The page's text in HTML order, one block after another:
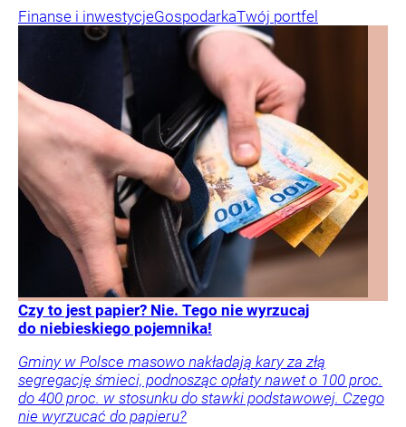
Finanse i inwestycjeGospodarkaTwój portfel
Czy to jest papier? Nie. Tego nie wyrzucaj
do niebieskiego pojemnika!
Gminy w Polsce masowo nakładają kary za złą
segregację śmieci, podnosząc opłaty nawet o 100 proc.
do 400 proc. w stosunku do stawki podstawowej. Czego
nie wyrzucać do papieru?